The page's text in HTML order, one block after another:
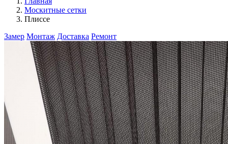
Москитные сетки
Плиссе
Замер Монтаж Доставка Ремонт